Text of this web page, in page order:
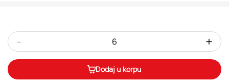
- +
Dodaj u korpu